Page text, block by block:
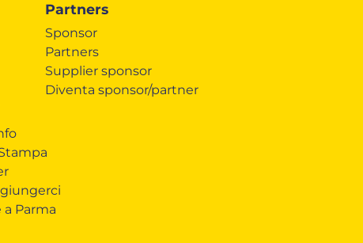
Partners
Sponsor
Partners
Supplier sponsor
Diventa sponsor/partner
Parma